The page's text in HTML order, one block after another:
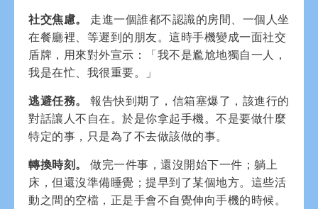
社交焦慮。
走進一個誰都不認識的房間、一個人坐
在餐廳裡、等遲到的朋友。這時手機變成一面社交
盾牌，用來對外宣示：「我不是尷尬地獨自一人，
我是在忙、我很重要。」
逃避任務。
報告快到期了，信箱塞爆了，該進行的
對話讓人不自在。於是你拿起手機。不是要做什麼
特定的事，只是為了不去做該做的事。
轉換時刻。
做完一件事，還沒開始下一件；躺上
床，但還沒準備睡覺；提早到了某個地方。這些活
動之間的空檔，正是手會不自覺伸向手機的時候。